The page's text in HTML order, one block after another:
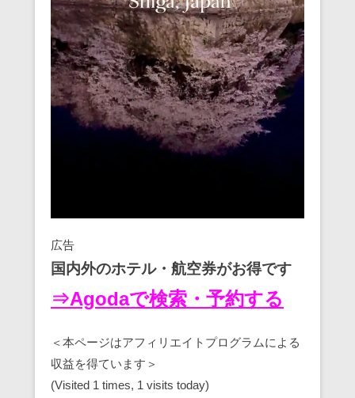
広告
国内外のホテル・航空券がお得です
⇒Agodaで検索・予約する
＜本ページはアフィリエイトプログラムによる
収益を得ています＞
(Visited 1 times, 1 visits today)